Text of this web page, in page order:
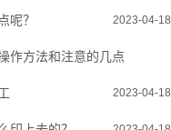
呢？ 2023-04-18
作方法和注意的几点
2023-04-18
2023-04-18